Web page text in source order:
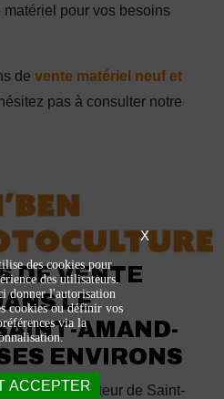
pour vos besoins
de vente matériel neuf et
pas à consulter notre
DE VENTE
LE
AMAND-
ENVIRONS
tout le secteur de Saint-
X
des cookies pour
des utilisateurs.
donner l'autorisation
cookies ou définir vos
via la
ACCEPTER